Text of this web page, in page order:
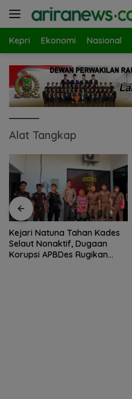
Kepri Ekonomi Nasional
Alat Tangkap
Kejari Natuna Tahan Kades
Selaut Nonaktif, Dugaan
Korupsi APBDes Rugikan